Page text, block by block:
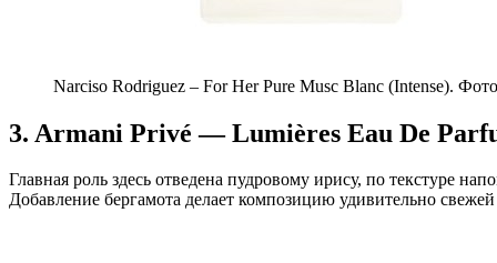
Narciso Rodriguez – For Her Pure Musc Blanc (Intense).
3. Armani Privé — Lumières Eau De
Главная роль здесь отведена пудровому ирису, по текстуре
Добавление бергамота делает композицию удивительно